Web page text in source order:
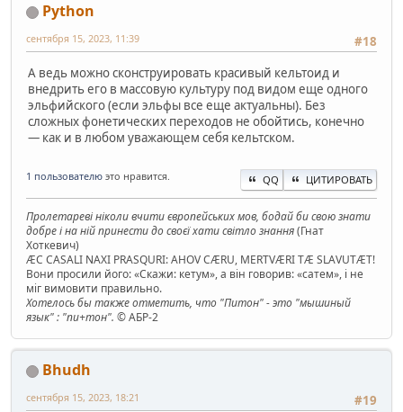
Python
#18
сентября 15, 2023, 11:39
А ведь можно сконструировать красивый кельтоид и
внедрить его в массовую культуру под видом еще одного
эльфийского (если эльфы все еще актуальны). Без
сложных фонетических переходов не обойтись, конечно
— как и в любом уважающем себя кельтском.
1 пользователю это нравится. QQ ЦИТИРОВАТЬ
Пролетареві ніколи вчити європейських мов, бодай би свою знати
добре і на ній принести до своєї хати світло знання(Гнат
Хоткевич)
ÆC CASALI NAXI PRASQURI: AHOV CÆRU, MERTVÆRI TÆ SLAVUTÆT!
Вони просили його: «Скажи: кетум», а він говорив: «сатем», і не
міг вимовити правильно.
Хотелось бы также отметить, что "Питон" - это "мышиный
язык" : "пи+тон". © АБР-2
Bhudh
#19
сентября 15, 2023, 18:21